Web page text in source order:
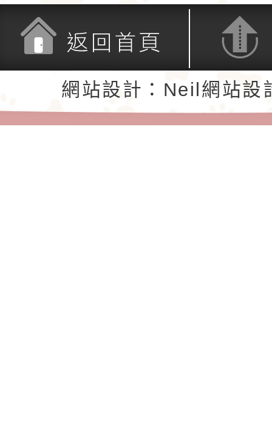
返回首頁 返回頂端
網站設計：Neil網站設